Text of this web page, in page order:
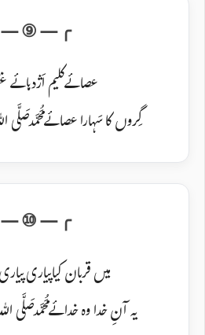
عصائے کلیم
گِروں کا سَہارا عصائے مُحَمَّد صَلَّی
میں قربان کیاپیاری
یہ آنِ خدا وہ خدائے مُحَمَّد صَلَّی